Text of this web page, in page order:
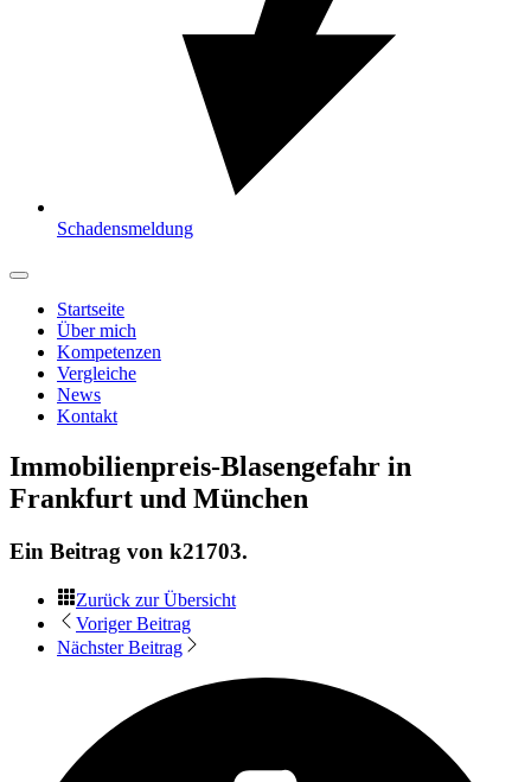
Schadensmeldung
Startseite
Über mich
Kompetenzen
Vergleiche
News
Kontakt
Immobilienpreis-Blasengefahr in
Frankfurt und München
Ein Beitrag von k21703.
Zurück zur Übersicht
Voriger Beitrag
Nächster Beitrag